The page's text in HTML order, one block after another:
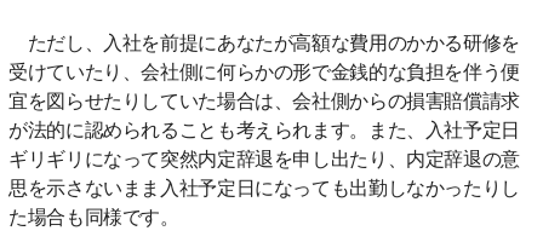
ただし、入社を前提にあなたが高額な費用のかかる研修を
受けていたり、会社側に何らかの形で金銭的な負担を伴う便
宜を図らせたりしていた場合は、会社側からの損害賠償請求
が法的に認められることも考えられます。また、入社予定日
ギリギリになって突然内定辞退を申し出たり、内定辞退の意
思を示さないまま入社予定日になっても出勤しなかったりし
た場合も同様です。